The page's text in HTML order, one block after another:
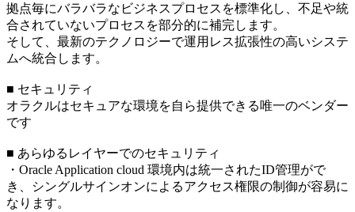
拠点毎にバラバラなビジネスプロセスを標準化し、不足や統
合されていないプロセスを部分的に補完します。
そして、最新のテクノロジーで運用レス拡張性の高いシステ
ムへ統合します。
■ セキュリティ
オラクルはセキュアな環境を自ら提供できる唯一のベンダー
です
■ あらゆるレイヤーでのセキュリティ
・Oracle Application cloud 環境内は統一されたID管理がで
き、シングルサインオンによるアクセス権限の制御が容易に
なります。